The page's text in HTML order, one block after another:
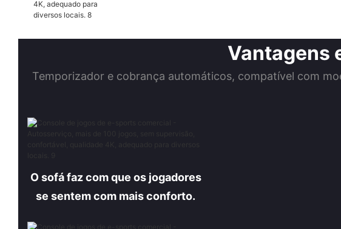
Vantagens
Temporizador e cobrança automáticos, compatível com
O sofá faz com que os jogadores
se sentem com mais conforto.